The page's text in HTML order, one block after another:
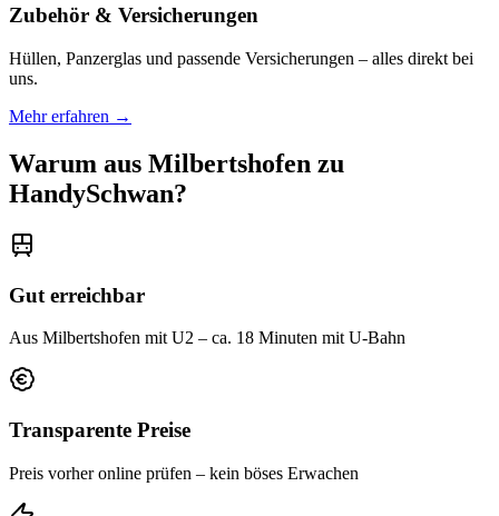
Zubehör & Versicherungen
Hüllen, Panzerglas und passende Versicherungen – alles direkt bei
uns.
Mehr erfahren →
Warum aus Milbertshofen zu
HandySchwan?
Gut erreichbar
Aus Milbertshofen mit U2 – ca. 18 Minuten mit U-Bahn
Transparente Preise
Preis vorher online prüfen – kein böses Erwachen